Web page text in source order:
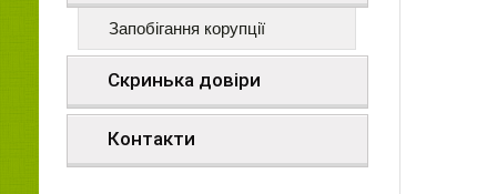
Запобігання корупції
Скринька довіри
Контакти